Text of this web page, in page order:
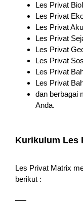
Les Privat
Les Privat
Les Privat
Les Privat
Les Privat
Les Privat
Les Privat
Les Privat
dan berbagai
Anda.
Kurikulum Les
Les Privat Matrix
berikut :